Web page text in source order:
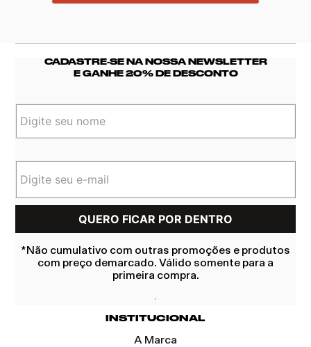
CADASTRE-SE NA NOSSA NEWSLETTER
E GANHE 20% DE DESCONTO
*Não cumulativo com outras promoções e produtos
com preço demarcado. Válido somente para a
primeira compra.
INSTITUCIONAL
A Marca